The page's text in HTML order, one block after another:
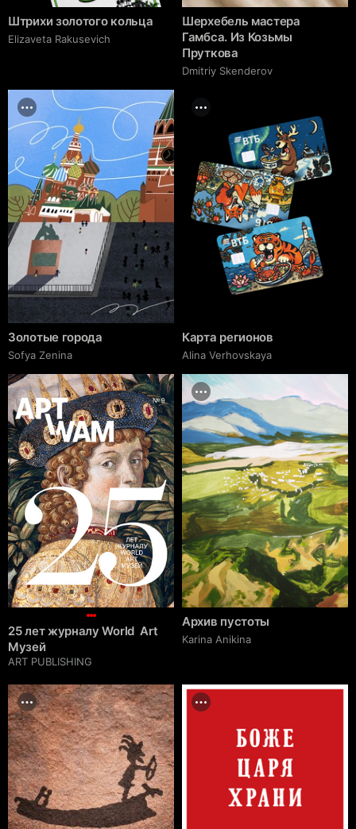
Штрихи золотого кольца
Elizaveta Rakusevich
Шерхебель мастера
Гамбса. Из Козьмы
Пруткова
Dmitriy Skenderov
Золотые города
Sofya Zenina
Карта регионов
Alina Verhovskaya
25 лет журналу World Art
Музей
ART PUBLISHING
Архив пустоты
Karina Anikina